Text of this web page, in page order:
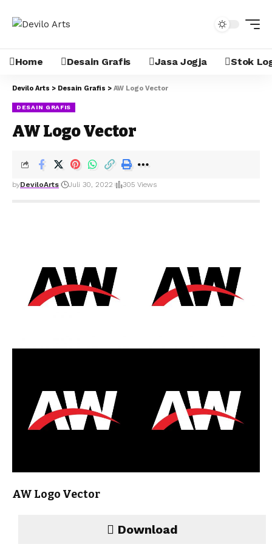
Home Desain Grafis Jasa Jogja Stok
Devilo Arts > Desain Grafis > AW Logo Vector
DESAIN GRAFIS
AW Logo Vector
byDeviloArts Juli 30, 2022 305 Views
AW Logo Vector
Download